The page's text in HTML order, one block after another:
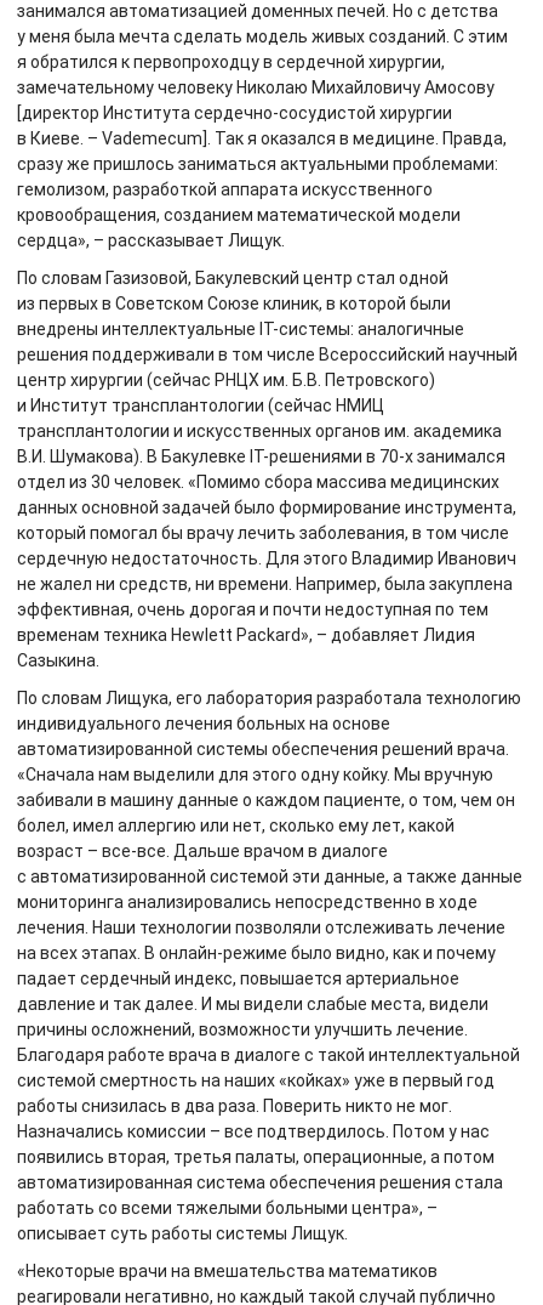
занимался автоматизацией доменных печей. Но с детства
у меня была мечта сделать модель живых созданий. С этим
я обратился к первопроходцу в сердечной хирургии,
замечательному человеку Николаю Михайловичу Амосову
[директор Института сердечно-сосудистой хирургии
в Киеве. – Vademecum]. Так я оказался в медицине. Правда,
сразу же пришлось заниматься актуальными проблемами:
гемолизом, разработкой аппарата искусственного
кровообращения, созданием математической модели
сердца», – рассказывает Лищук.
По словам Газизовой, Бакулевский центр стал одной
из первых в Советском Союзе клиник, в которой были
внедрены интеллектуальные IT-системы: аналогичные
решения поддерживали в том числе Всероссийский научный
центр хирургии (сейчас РНЦХ им. Б.В. Петровского)
и Институт трансплантологии (сейчас НМИЦ
трансплантологии и искусственных органов им. академика
В.И. Шумакова). В Бакулевке IT-решениями в 70-х занимался
отдел из 30 человек. «Помимо сбора массива медицинских
данных основной задачей было формирование инструмента,
который помогал бы врачу лечить заболевания, в том числе
сердечную недостаточность. Для этого Владимир Иванович
не жалел ни средств, ни времени. Например, была закуплена
эффективная, очень дорогая и почти недоступная по тем
временам техника Hewlett Packard», – добавляет Лидия
Сазыкина.
По словам Лищука, его лаборатория разработала технологию
индивидуального лечения больных на основе
автоматизированной системы обеспечения решений врача.
«Сначала нам выделили для этого одну койку. Мы вручную
забивали в машину данные о каждом пациенте, о том, чем он
болел, имел аллергию или нет, сколько ему лет, какой
возраст – все-все. Дальше врачом в диалоге
с автоматизированной системой эти данные, а также данные
мониторинга анализировались непосредственно в ходе
лечения. Наши технологии позволяли отслеживать лечение
на всех этапах. В онлайн-режиме было видно, как и почему
падает сердечный индекс, повышается артериальное
давление и так далее. И мы видели слабые места, видели
причины осложнений, возможности улучшить лечение.
Благодаря работе врача в диалоге с такой интеллектуальной
системой смертность на наших «койках» уже в первый год
работы снизилась в два раза. Поверить никто не мог.
Назначались комиссии – все подтвердилось. Потом у нас
появились вторая, третья палаты, операционные, а потом
автоматизированная система обеспечения решения стала
работать со всеми тяжелыми больными центра», –
описывает суть работы системы Лищук.
«Некоторые врачи на вмешательства математиков
реагировали негативно, но каждый такой случай публично